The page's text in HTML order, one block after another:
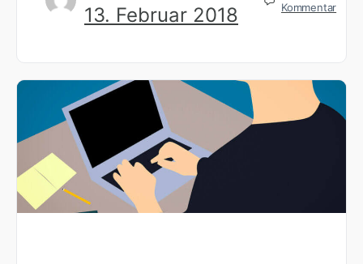
13. Februar 2018
Kommentar